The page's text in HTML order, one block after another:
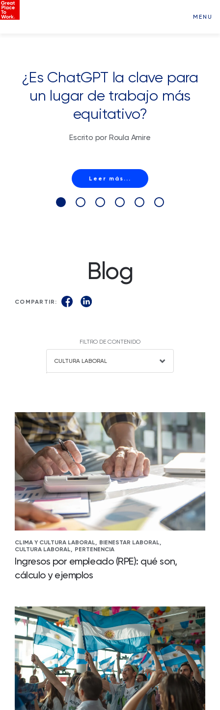
MENU
¿Es ChatGPT la clave para
un lugar de trabajo más
equitativo?
Escrito por Roula Amire
Leer más...
Blog
COMPARTIR:
FILTRO DE CONTENIDO
CULTURA LABORAL
CLIMA Y CULTURA LABORAL, BIENESTAR LABORAL,
CULTURA LABORAL, PERTENENCIA
Ingresos por empleado (RPE): qué son,
cálculo y ejemplos